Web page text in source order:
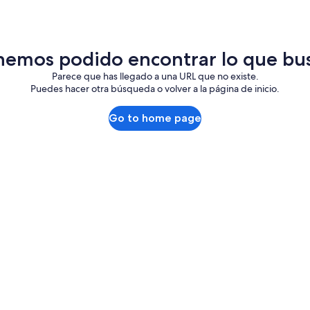
podido encontrar lo que
Parece que has llegado a una URL que no existe.
Puedes hacer otra búsqueda o volver a la página de inicio.
Go to home page